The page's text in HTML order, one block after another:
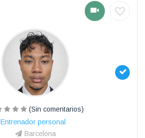
(Sin comentarios)
Entrenador personal
Barcelona